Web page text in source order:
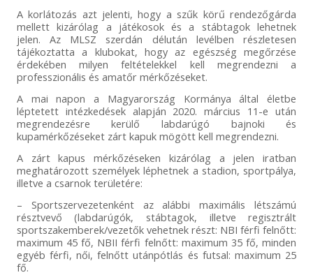
A korlátozás azt jelenti, hogy a szűk körű rendezőgárda
mellett kizárólag a játékosok és a stábtagok lehetnek
jelen. Az MLSZ szerdán délután levélben részletesen
tájékoztatta a klubokat, hogy az egészség megőrzése
érdekében milyen feltételekkel kell megrendezni a
professzionális és amatőr mérkőzéseket.
A mai napon a Magyarország Kormánya által életbe
léptetett intézkedések alapján 2020. március 11-e után
megrendezésre kerülő labdarúgó bajnoki és
kupamérkőzéseket zárt kapuk mögött kell megrendezni.
A zárt kapus mérkőzéseken kizárólag a jelen iratban
meghatározott személyek léphetnek a stadion, sportpálya,
illetve a csarnok területére:
– Sportszervezetenként az alábbi maximális létszámú
résztvevő (labdarúgók, stábtagok, illetve regisztrált
sportszakemberek/vezetők vehetnek részt: NBI férfi felnőtt:
maximum 45 fő, NBII férfi felnőtt: maximum 35 fő, minden
egyéb férfi, női, felnőtt utánpótlás és futsal: maximum 25
fő.